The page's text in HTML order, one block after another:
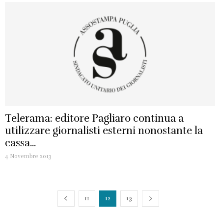
Telerama: editore Pagliaro continua a
utilizzare giornalisti esterni nonostante la
cassa...
4 Novembre 2013
11 12 13